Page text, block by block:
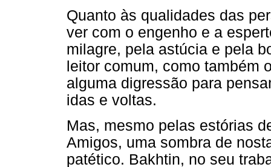
Quanto às qualidades das
ver com o engenho e a
milagre, pela astúcia e pela
leitor comum, como também
alguma digressão para
idas e voltas.
Mas, mesmo pelas estórias
Amigos, uma sombra de
patético. Bakhtin, no seu